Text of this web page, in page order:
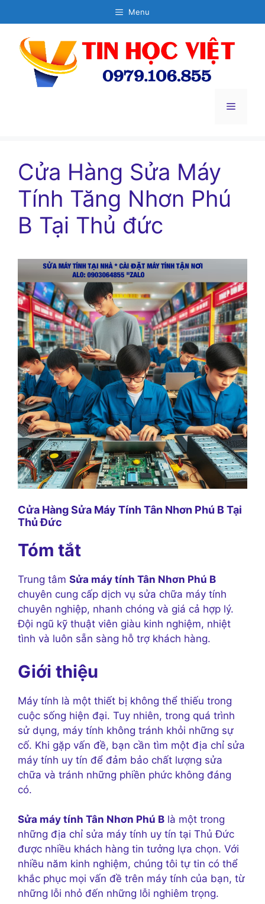
đến
dung
Menu
Menu
Cửa Hàng Sửa Máy
Tính Tăng Nhơn Phú
B Tại Thủ đức
Cửa Hàng Sửa Máy Tính Tân Nhơn Phú B Tại
Thủ Đức
Tóm tắt
Trung tâm Sửa máy tính Tân Nhơn Phú B
chuyên cung cấp dịch vụ sửa chữa máy tính
chuyên nghiệp, nhanh chóng và giá cả hợp lý.
Đội ngũ kỹ thuật viên giàu kinh nghiệm, nhiệt
tình và luôn sẵn sàng hỗ trợ khách hàng.
Giới thiệu
Máy tính là một thiết bị không thể thiếu trong
cuộc sống hiện đại. Tuy nhiên, trong quá trình
sử dụng, máy tính không tránh khỏi những sự
cố. Khi gặp vấn đề, bạn cần tìm một địa chỉ sửa
máy tính uy tín để đảm bảo chất lượng sửa
chữa và tránh những phiền phức không đáng
có.
Sửa máy tính Tân Nhơn Phú B là một trong
những địa chỉ sửa máy tính uy tín tại Thủ Đức
được nhiều khách hàng tin tưởng lựa chọn. Với
nhiều năm kinh nghiệm, chúng tôi tự tin có thể
khắc phục mọi vấn đề trên máy tính của bạn, từ
những lỗi nhỏ đến những lỗi nghiêm trọng.